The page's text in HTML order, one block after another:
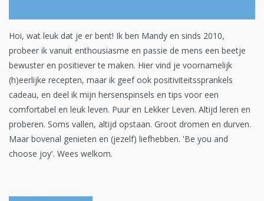
Hoi, wat leuk dat je er bent! Ik ben Mandy en sinds 2010,
probeer ik vanuit enthousiasme en passie de mens een beetje
bewuster en positiever te maken. Hier vind je voornamelijk
(h)eerlijke recepten, maar ik geef ook positiviteitssprankels
cadeau, en deel ik mijn hersenspinsels en tips voor een
comfortabel en leuk leven. Puur en Lekker Leven. Altijd leren en
proberen. Soms vallen, altijd opstaan. Groot dromen en durven.
Maar bovenal genieten en (jezelf) liefhebben. 'Be you and
choose joy'. Wees welkom.